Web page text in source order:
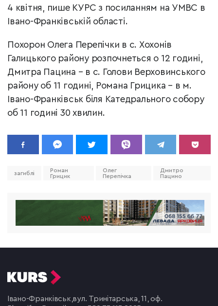
4 квітня, пише КУРС з посиланням на УМВС в
Івано-Франківській області.
Похорон Олега Перепічки в с. Хохонів
Галицького району розпочнеться о 12 годині,
Дмитра Пацина – в с. Голови Верховинського
району об 11 годині, Романа Грицика – в м.
Івано-Франківськ біля Катедрального собору
об 11 годині 30 хвилин.
загиблі
Роман
Грицик
Олег
Перепічка
Дмитро
Пацино
Івано-Франківськ,вул. Тринітарська, 11, оф.